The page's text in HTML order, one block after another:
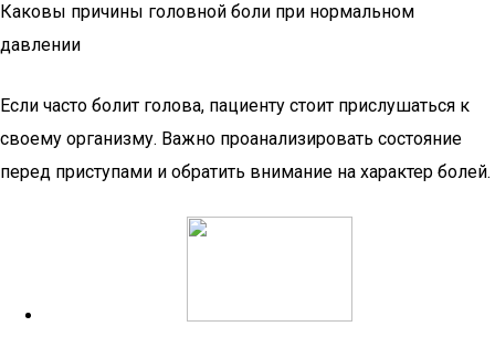
Каковы причины головной боли при нормальном
давлении
Если часто болит голова, пациенту стоит прислушаться к
своему организму. Важно проанализировать состояние
перед приступами и обратить внимание на характер болей.